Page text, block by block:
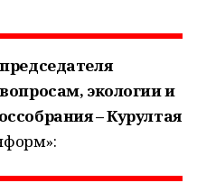
экологии и
– Курултая